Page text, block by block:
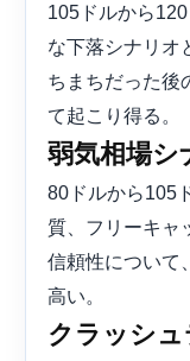
105ドルから
な下落シナリオ
ちまちだった後
て起こり得る。
弱気相場シ
80ドルから105
質、フリーキャ
信頼性について
高い。
クラッシ